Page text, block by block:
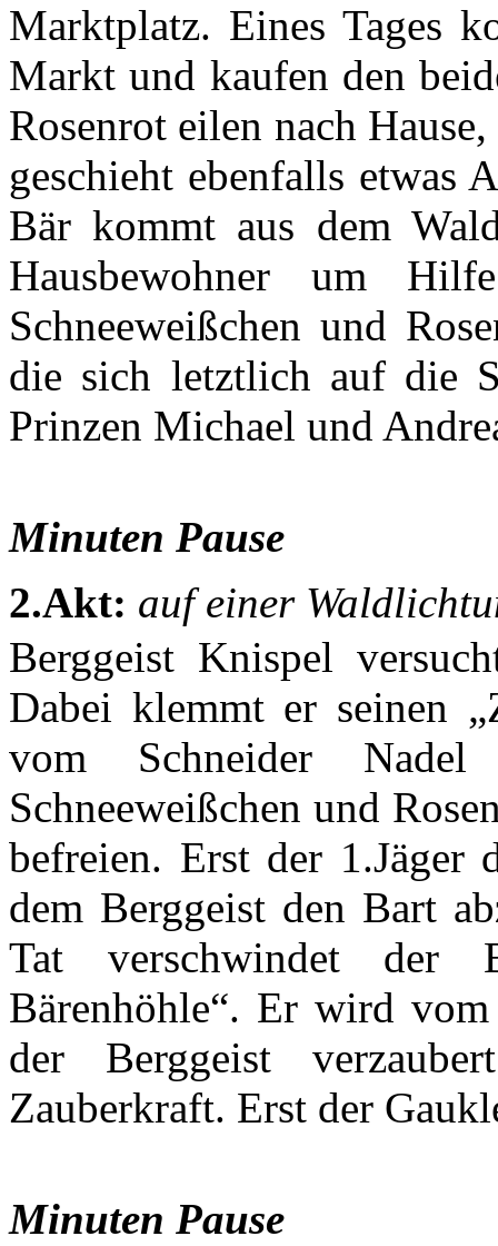
Marktplatz. Eines Tages
Markt und kaufen den
Rosenrot eilen nach
geschieht ebenfalls etwas
Bär kommt aus dem
Hausbewohner um
Schneeweißchen und
die sich letztlich auf die
Prinzen Michael und
Minuten Pause
2.Akt: auf einer
Berggeist Knispel
Dabei klemmt er seinen
vom Schneider Nadel
Schneeweißchen und
befreien. Erst der 1.Jäger
dem Berggeist den Bart
Tat verschwindet der
Bärenhöhle“. Er wird
der Berggeist
Zauberkraft. Erst der
Minuten Pause